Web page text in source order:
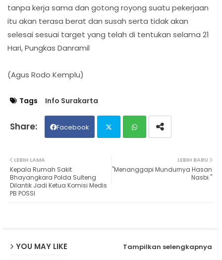
tanpa kerja sama dan gotong royong suatu pekerjaan
itu akan terasa berat dan susah serta tidak akan
selesai sesuai target yang telah di tentukan selama 21
Hari, Pungkas Danramil
(Agus Rodo Kemplu)
Tags Info Surakarta
Facebook
ats
LEBIH BARU
"Menanggapi Mundurnya Hasan
Nasbi."
LEBIH LAMA
Kepala Rumah Sakit
Bhayangkara Polda Sulteng
Dilantik Jadi Ketua Komisi Medis
PB POSSI
YOU MAY LIKE Tampilkan selengkapnya